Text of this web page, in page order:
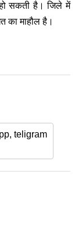
सकती है। जिले में
का माहौल है।
teligram